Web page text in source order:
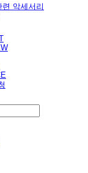
련 악세서리